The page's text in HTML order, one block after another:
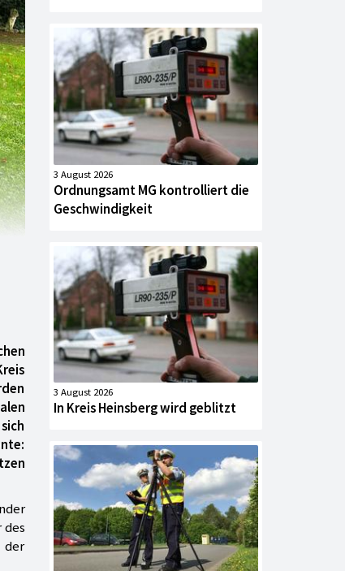
des
der
3 August 2026
Ordnungsamt MG kontrolliert die
Geschwindigkeit
3 August 2026
In Kreis Heinsberg wird geblitzt